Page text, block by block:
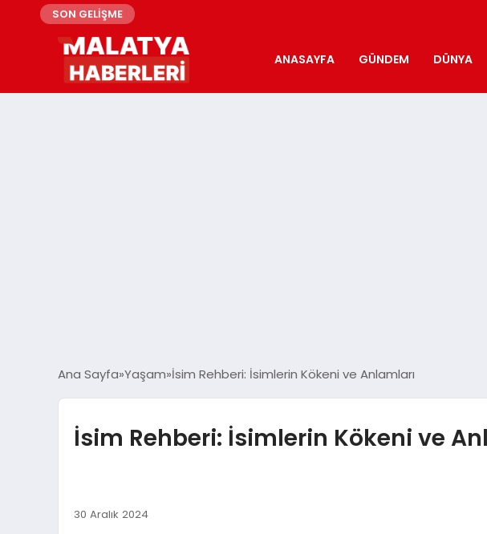
SON GELİŞME
ANASAYFA GÜNDEM DÜNYA
Ana Sayfa Yaşam İsim Rehberi: İsimlerin Kökeni ve Anlamları
İsim Rehberi: İsimlerin Kökeni ve
30 Aralık 2024